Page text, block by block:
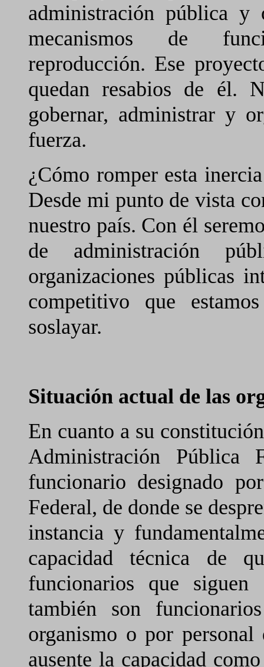
administración pública y
mecanismos de
reproducción. Ese
quedan resabios de él.
gobernar, administrar y
fuerza.
¿Cómo romper esta
Desde mi punto de vista
nuestro país. Con él
de administración
organizaciones públicas
competitivo que
soslayar.
Situación actual de las
En cuanto a su
Administración Pública
funcionario designado
Federal, de donde se
instancia y
capacidad técnica de
funcionarios que siguen
también son
organismo o por personal
ausente la capacidad